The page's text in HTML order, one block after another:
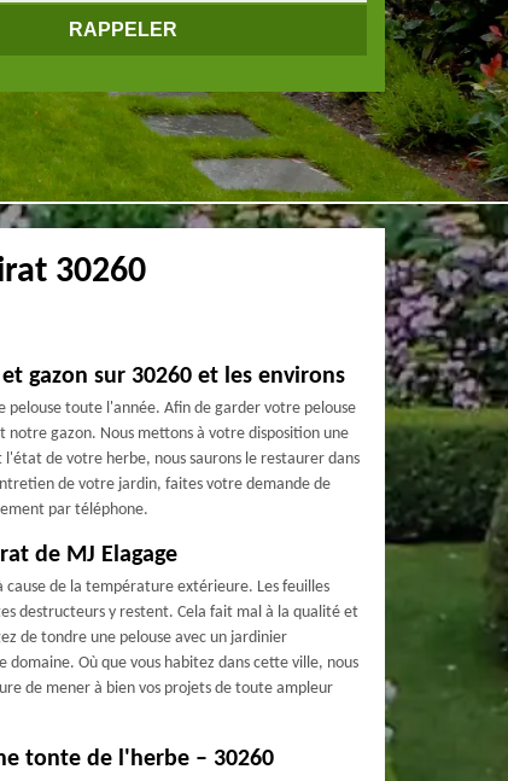
30260
gazon sur 30260 et les environs
pelouse toute l'année. Afin de garder votre pelouse
gazon. Nous mettons à votre disposition une
de votre herbe, nous saurons le restaurer dans
de votre jardin, faites votre demande de
par téléphone.
de MJ Elagage
cause de la température extérieure. Les feuilles
destructeurs y restent. Cela fait mal à la qualité et
de tondre une pelouse avec un jardinier
domaine. Où que vous habitez dans cette ville, nous
de mener à bien vos projets de toute ampleur
tonte de l'herbe – 30260